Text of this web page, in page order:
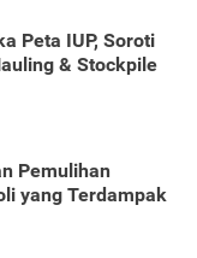
Peta IUP, Soroti
& Stockpile
Pemulihan
yang Terdampak